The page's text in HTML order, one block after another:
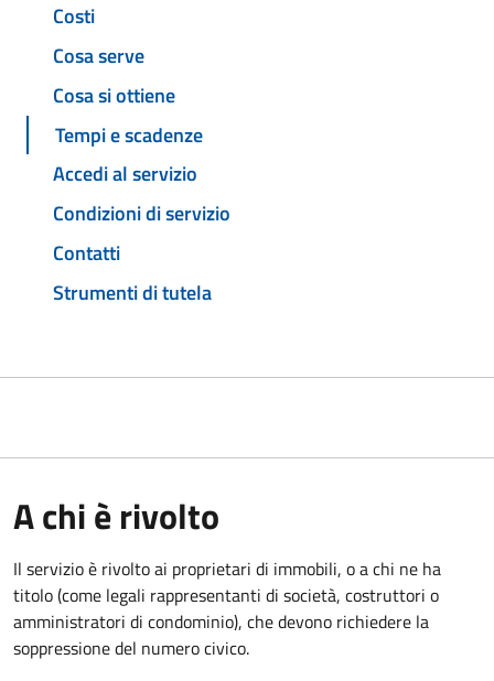
Costi
Cosa serve
Cosa si ottiene
Tempi e scadenze
Accedi al servizio
Condizioni di servizio
Contatti
Strumenti di tutela
A chi è rivolto
Il servizio è rivolto ai proprietari di immobili, o a chi ne ha
titolo (come legali rappresentanti di società, costruttori o
amministratori di condominio), che devono richiedere la
soppressione del numero civico.